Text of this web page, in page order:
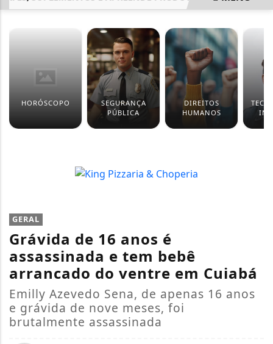
HORÓSCOPO
SEGURANÇA
PÚBLICA
DIREITOS
HUMANOS
GERAL
Grávida de 16 anos é
assassinada e tem bebê
arrancado do ventre em Cuiabá
Emilly Azevedo Sena, de apenas 16 anos
e grávida de nove meses, foi
brutalmente assassinada